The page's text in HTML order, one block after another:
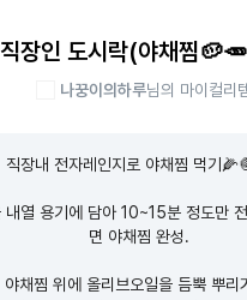
직장인 도시락(야채찜
나꿍이의하루님의 마이컬리
직장내 전자레인지로 야채찜 먹기
내열 용기에 담아 10~15분 정도만
면 야채찜 완성.
야채찜 위에 올리브오일을 듬뿍 뿌리